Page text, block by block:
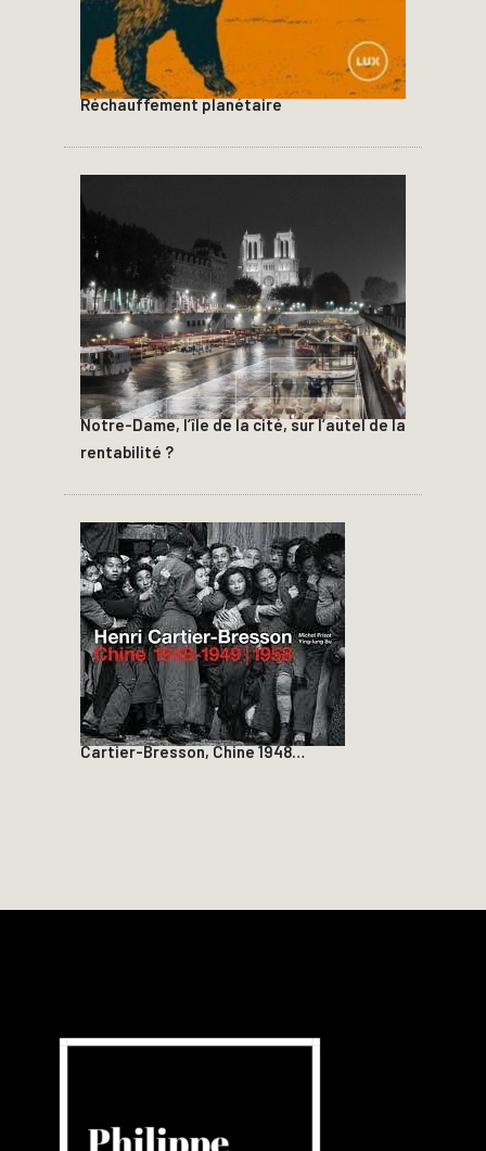
Réchauffement planétaire
Notre-Dame, l’île de la cité, sur l’autel de la
rentabilité ?
Cartier-Bresson, Chine 1948…